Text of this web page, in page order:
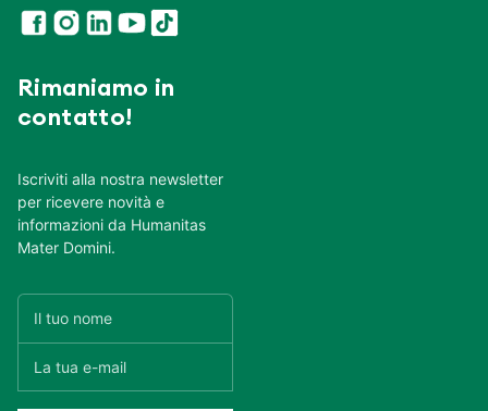
Rimaniamo in
contatto!
Iscriviti alla nostra newsletter
per ricevere novità e
informazioni da Humanitas
Mater Domini.